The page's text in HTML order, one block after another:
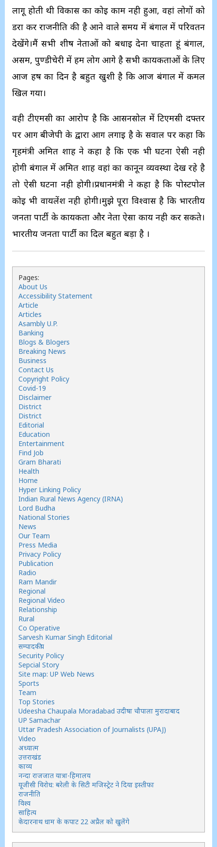
लागू होती थी विकास का कोई काम नही हुआ, वहां लोगों को
डरा कर राजनीति की है आने वाले समय में बंगाल में परिवर्तन
देखेंगे।मैं सभी शीर्ष नेताओं को बधाई देना चाहता हूं बंगाल,
असम, पुण्डीचेरी में हम लोग आगे है सभी कार्यकर्ताओं के लिए
आज हर्ष का दिन है बहुत खुशी है कि आज बंगाल में कमल
खिल गया।
वही टीएमसी का आरोप है कि आसनसोल में टिएमसी दफ्तर
पर आग बीजेपी के द्वारा आग लगाई है के सवाल पर कहा कि
गृहमंत्री अमित शाह ने कहा है कि एक भी घटना ऐसी नही
होगी बंगाल में अमित शाह वहां का कानून व्यवस्था देख रहे है
तो ऐसी घटना नही होगी।प्रधानमंत्री ने कहा है कि पोस्टपोल
कोई भी वायलेंश नही होगी।मुझे पूरा विश्वास है कि भारतीय
जनता पार्टी के कार्यकर्ता और नेता ऐसा कार्य नही कर सकते।
भारतीय जनता पार्टी का दिल बहुत बड़ा है ।
Pages:
About Us
Accessibility Statement
Article
Articles
Asambly U.P.
Banking
Blogs & Blogers
Breaking News
Business
Contact Us
Copyright Policy
Covid-19
Disclaimer
District
District
Editorial
Education
Entertainment
Find Job
Gram Bharati
Health
Home
Hyper Linking Policy
Indian Rural News Agency (IRNA)
Lord Budha
National Stories
News
Our Team
Press Media
Privacy Policy
Publication
Radio
Ram Mandir
Regional
Regional Video
Relationship
Rural
Co Operative
Sarvesh Kumar Singh Editorial
सम्पादकीय
Security Policy
Sepcial Story
Site map: UP Web News
Sports
Team
Top Stories
Udeesha Chaupala Moradabad उदीषा चौपाला मुरादाबाद
UP Samachar
Uttar Pradesh Association of Journalists (UPAJ)
Video
अध्यात्म
उत्तराखंड
काव्य
नन्दा राजजात यात्रा-हिमालय
यूजीसी विरोध: बरेली के सिटी मजिस्ट्रेट ने दिया इस्तीफा
राजनीति
विश्व
साहित्य
केदारनाथ धाम के कपाट 22 अप्रैल को खुलेंगे